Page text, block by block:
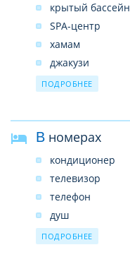
обмен валюты
магазины
банкомат
крытый бассейн
SPA-центр
хамам
джакузи
сауна
баскетбол
бильярд
мини-футбол
мини-гольф
виндсерфинг
ПОДРОБНЕЕ
В номерах
кондиционер
телевизор
телефон
душ
сейф
ПОДРОБНЕЕ